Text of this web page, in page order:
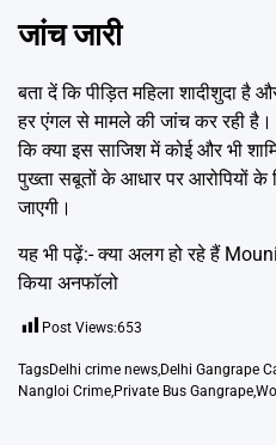
जांच जारी
बता दें कि पीड़ित महिला शादीशुदा
हर एंगल से मामले की जांच कर रही है।
कि क्या इस साजिश में कोई और भी
पुख्ता सबूतों के आधार पर आरोपियों के
जाएगी।
यह भी पढ़ें:-क्या अलग हो रहे हैं
किया अनफॉलो
Post Views:653
TagsDelhi crime news,Delhi Gangrape
Nangloi Crime,Private Bus Gangrape,